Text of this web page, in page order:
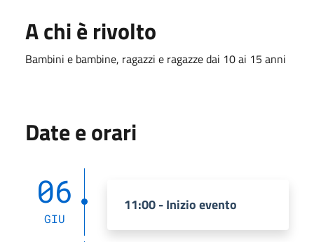
A chi è rivolto
Bambini e bambine, ragazzi e ragazze dai 10 ai 15 anni
Date e orari
06
GIU
11:00 - Inizio evento